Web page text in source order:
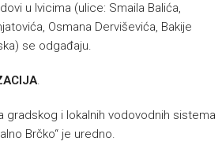
u Ivicima (ulice: Smaila Balića,
Osmana Derviševića, Bakije
se odgađaju.
.
gradskog i lokalnih vodovodnih sistema
Brčko“ je uredno.